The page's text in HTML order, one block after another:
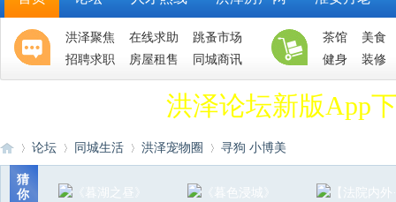
洪泽聚焦 在线求助
跳蚤市场
招聘求职
房屋租售 同城商讯
茶馆
美食
健身
装修
洪泽论坛新版App
论坛 同城生活 洪泽宠物圈 寻狗 小博美
猜
你